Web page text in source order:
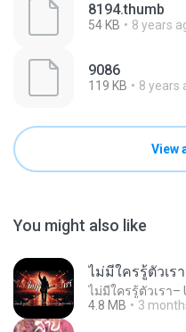
8194.thumb
54 KB 8 years
9086
119 KB 8 years
View
You might also like
4.8 MB
3